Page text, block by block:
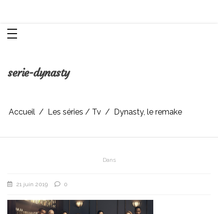
serie-dynasty
Accueil Les séries / Tv Dynasty, le remake
Dans
21 juin 2019 0